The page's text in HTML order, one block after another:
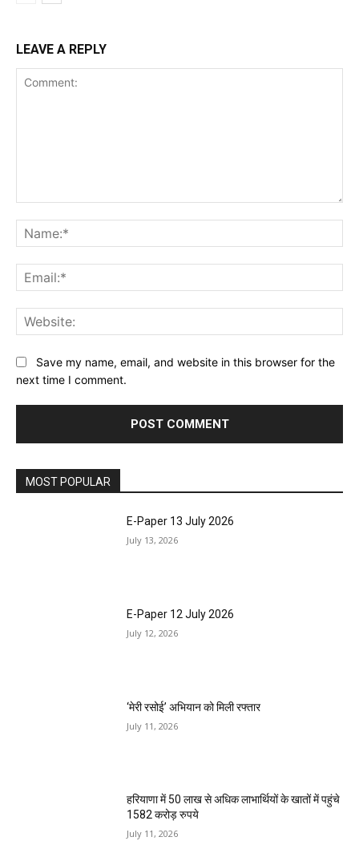
LEAVE A REPLY
Save my name, email, and website in this browser for the
next time I comment.
MOST POPULAR
E-Paper 13 July 2026
July 13, 2026
E-Paper 12 July 2026
July 12, 2026
‘मेरी रसोई’ अभियान को मिली रफ्तार
July 11, 2026
हरियाणा में 50 लाख से अधिक लाभार्थियों के खातों में पहुंचे
1582 करोड़ रुपये
July 11, 2026